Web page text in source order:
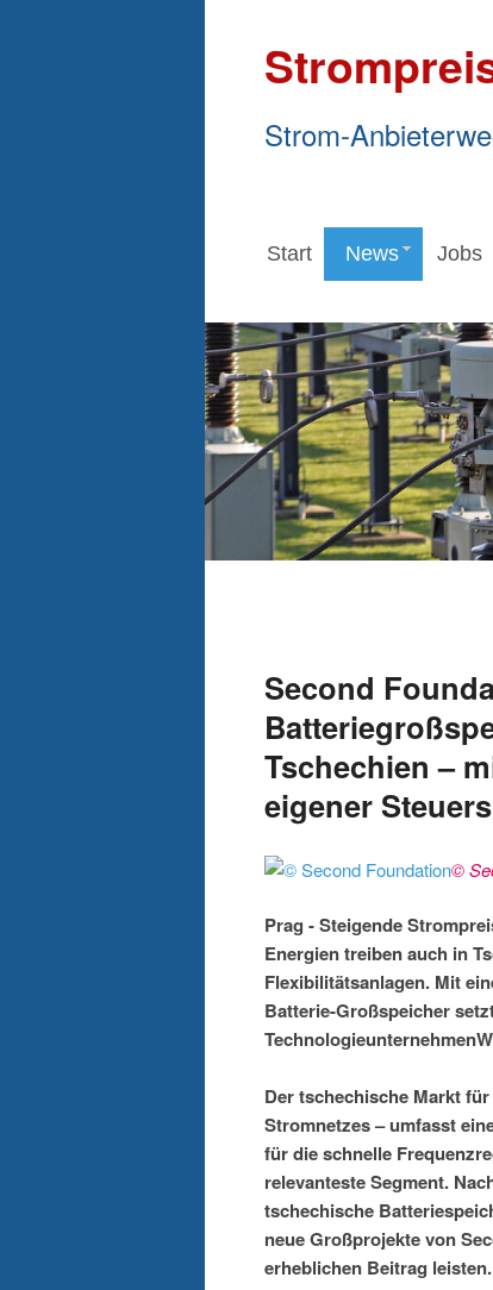
Strom-
Start News Jobs
Second
Tschechien –
eigener
©
Prag - Steigende
Energien treiben auch in
Flexibilitätsanlagen. Mit
Batterie-Großspeicher
Der tschechische Markt
Stromnetzes – umfasst
für die schnelle
relevanteste Segment.
tschechische
neue Großprojekte von
erheblichen Beitrag leisten.